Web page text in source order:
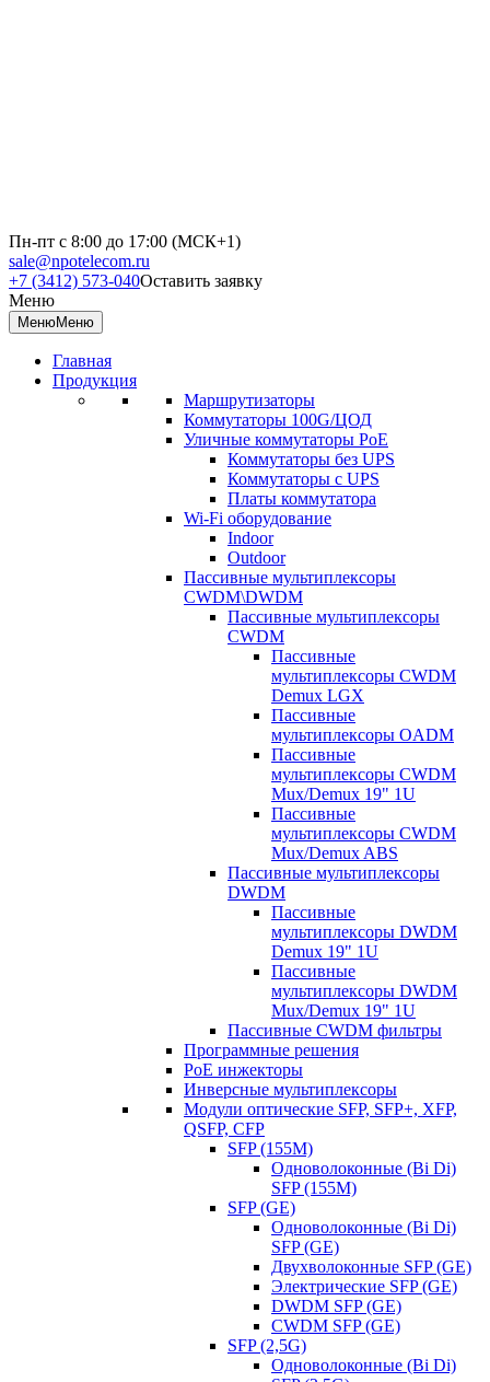
Пн-пт с 8:00 до 17:00 (МСК+1)
sale@npotelecom.ru
+7 (3412) 573-040Оставить заявку
Меню
МенюМеню
Главная
Продукция
Маршрутизаторы
Коммутаторы 100G/ЦОД
Уличные коммутаторы PoE
Коммутаторы без UPS
Коммутаторы с UPS
Платы коммутатора
Wi-Fi оборудование
Indoor
Outdoor
Пассивные мультиплексоры
CWDM\DWDM
Пассивные мультиплексоры
CWDM
Пассивные
мультиплексоры CWDM
Demux LGX
Пассивные
мультиплексоры OADM
Пассивные
мультиплексоры CWDM
Mux/Demux 19" 1U
Пассивные
мультиплексоры CWDM
Mux/Demux ABS
Пассивные мультиплексоры
DWDM
Пассивные
мультиплексоры DWDM
Demux 19" 1U
Пассивные
мультиплексоры DWDM
Mux/Demux 19" 1U
Пассивные CWDM фильтры
Программные решения
PoE инжекторы
Инверсные мультиплексоры
Модули оптические SFP, SFP+, XFP,
QSFP, CFP
SFP (155M)
Одноволоконные (Bi Di)
SFP (155M)
SFP (GE)
Одноволоконные (Bi Di)
SFP (GE)
Двухволоконные SFP (GE)
Электрические SFP (GE)
DWDM SFP (GE)
CWDM SFP (GE)
SFP (2,5G)
Одноволоконные (Bi Di)